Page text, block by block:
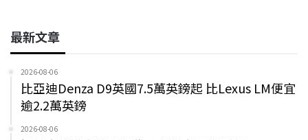
最新文章
2026-08-06
比亞迪Denza D9英國7.5萬英鎊起 比Lexus LM便宜
逾2.2萬英鎊
2026-08-06